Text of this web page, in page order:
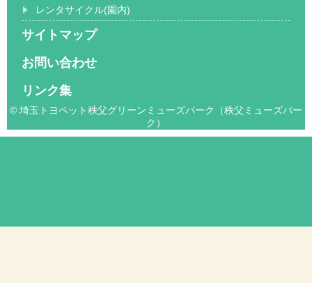
レンタサイクル(園内)
サイトマップ
お問い合わせ
リンク集
© 埼玉トヨペット秩父グリーンミューズパーク（秩父ミューズパー
ク）